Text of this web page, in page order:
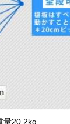
量20.2kg